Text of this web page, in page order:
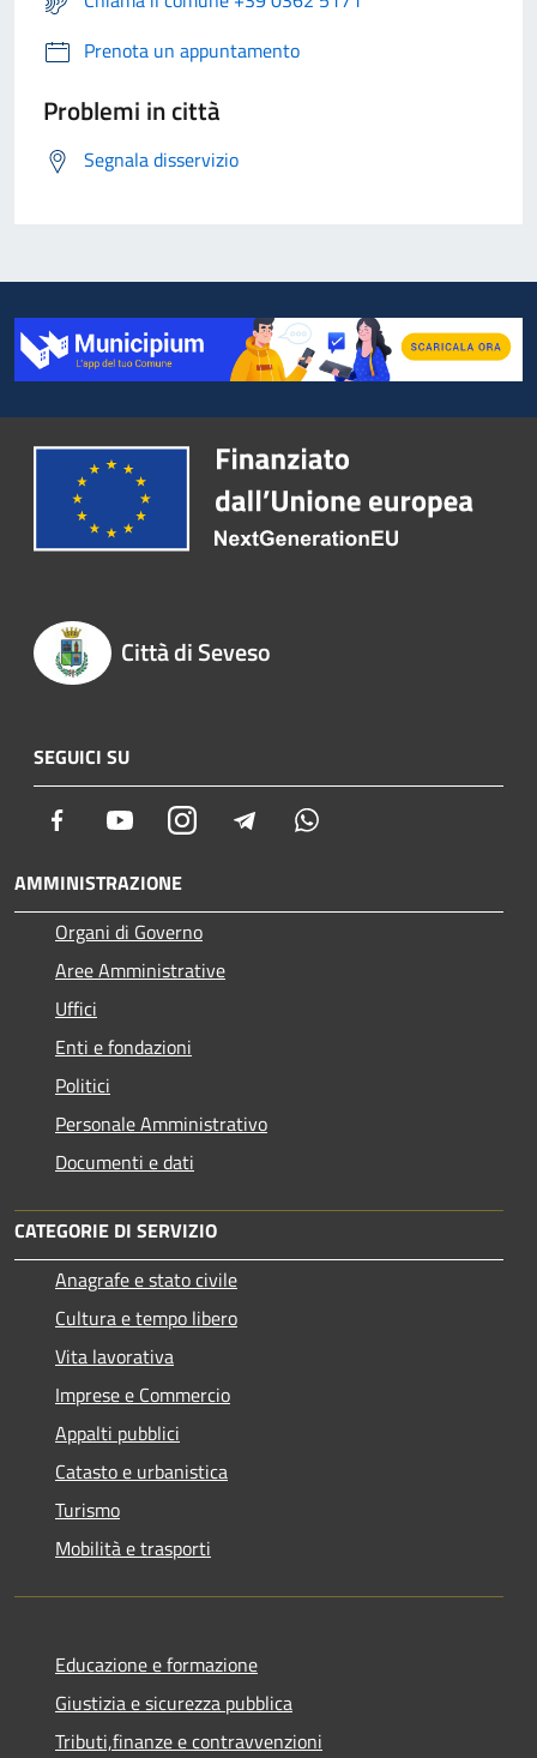
Prenota un appuntamento
Problemi in città
Segnala disservizio
Città di Seveso
SEGUICI SU
Facebook YoutubeInstagram Telegram
AMMINISTRAZIONE
Organi di Governo
Aree Amministrative
Uffici
Enti e fondazioni
Politici
Personale Amministrativo
Documenti e dati
CATEGORIE DI SERVIZIO
Anagrafe e stato civile
Cultura e tempo libero
Vita lavorativa
Imprese e Commercio
Appalti pubblici
Catasto e urbanistica
Turismo
Mobilità e trasporti
Educazione e formazione
Giustizia e sicurezza pubblica
Tributi,finanze e contravvenzioni